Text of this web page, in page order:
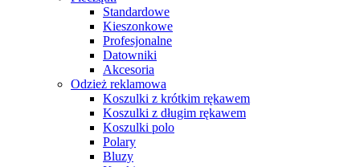
Standardowe
Kieszonkowe
Profesjonalne
Datowniki
Akcesoria
Odzież reklamowa
Koszulki z krótkim rękawem
Koszulki z długim rękawem
Koszulki polo
Polary
Bluzy